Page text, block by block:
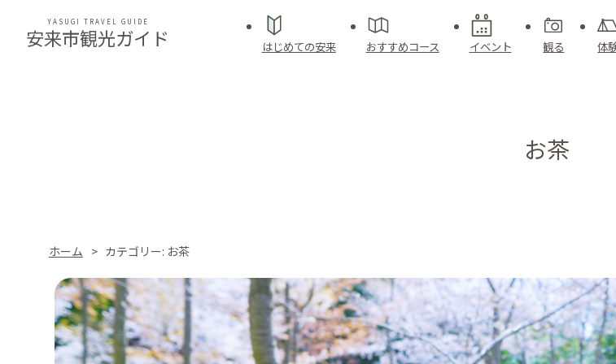
安来市観光ガイド
YASUGI TRAVEL GUIDE
はじめての安来 おすすめコース イベント 観る 体
お茶
ホーム カテゴリー: お茶